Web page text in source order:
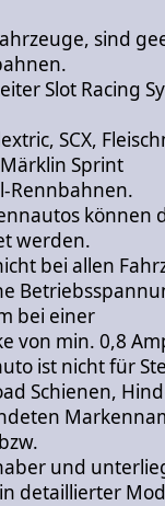
sind
Slot Racing
SCX,
Sprint
Rennbahnen.
können
werden.
bei allen
bei einer
von min. 0,8
ist nicht für
Schienen,
und
detaillierter